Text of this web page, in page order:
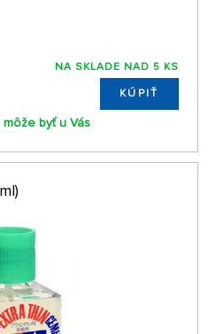
NA SKLADE NAD 5 KS
KÚPIŤ
môže byť u Vás